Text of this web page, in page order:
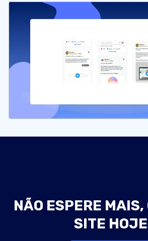
NÃO ESPERE MAIS,
SITE